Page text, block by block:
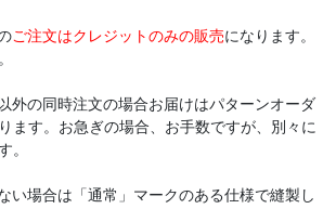
ご注文はクレジットのみの販売になります。
外の同時注文の場合お届けはパターンオーダ
ます。お急ぎの場合、お手数ですが、別々に
。
い場合は「通常」マークのある仕様で縫製し